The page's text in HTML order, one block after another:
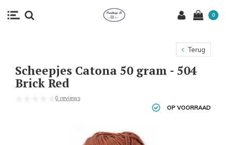
0
Terug
Scheepjes Catona 50 gram - 504
Brick Red
0 reviews
OP VOORRAAD